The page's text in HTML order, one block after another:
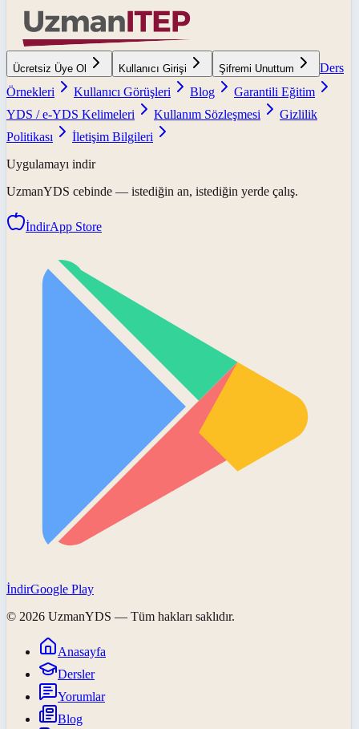
Ücretsiz Üye Ol Kullanıcı Girişi Şifremi Unuttum
Ders
Örnekleri
Kullanıcı Görüşleri Blog
Garantili Eğitim
YDS / e-YDS Kelimeleri
Kullanım Sözleşmesi
Gizlilik
Politikası
İletişim Bilgileri
Uygulamayı indir
UzmanYDS cebinde — istediğin an, istediğin yerde çalış.
İndirApp Store
İndirGoogle Play
© 2026 UzmanYDS — Tüm hakları saklıdır.
Anasayfa
Dersler
Yorumlar
Blog